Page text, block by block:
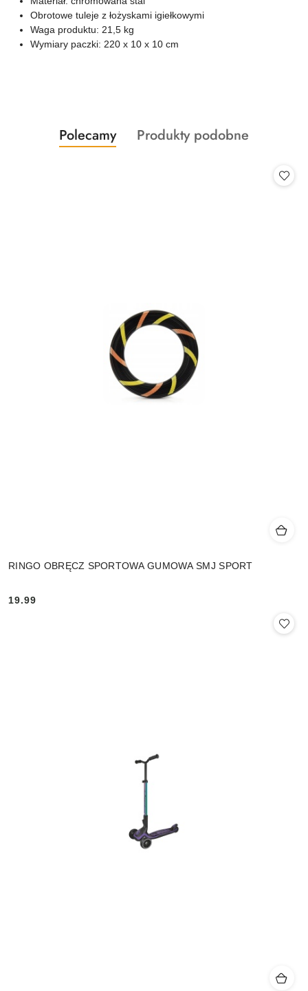
Obrotowe tuleje z łożyskami igiełkowymi
Waga produktu: 21,5 kg
Wymiary paczki: 220 x 10 x 10 cm
Pomiń karuzelę produktów
Produkty
o
Polecamy
Produkty
Produkty podobne
RINGO OBRĘCZ SPORTOWA GUMOWA SMJ SPORT
Cena:
19.99